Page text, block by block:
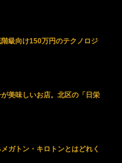
級向け150万円のテクノロジ
美味しいお店。北区の「日栄
ガトン・キロトンとはどれく